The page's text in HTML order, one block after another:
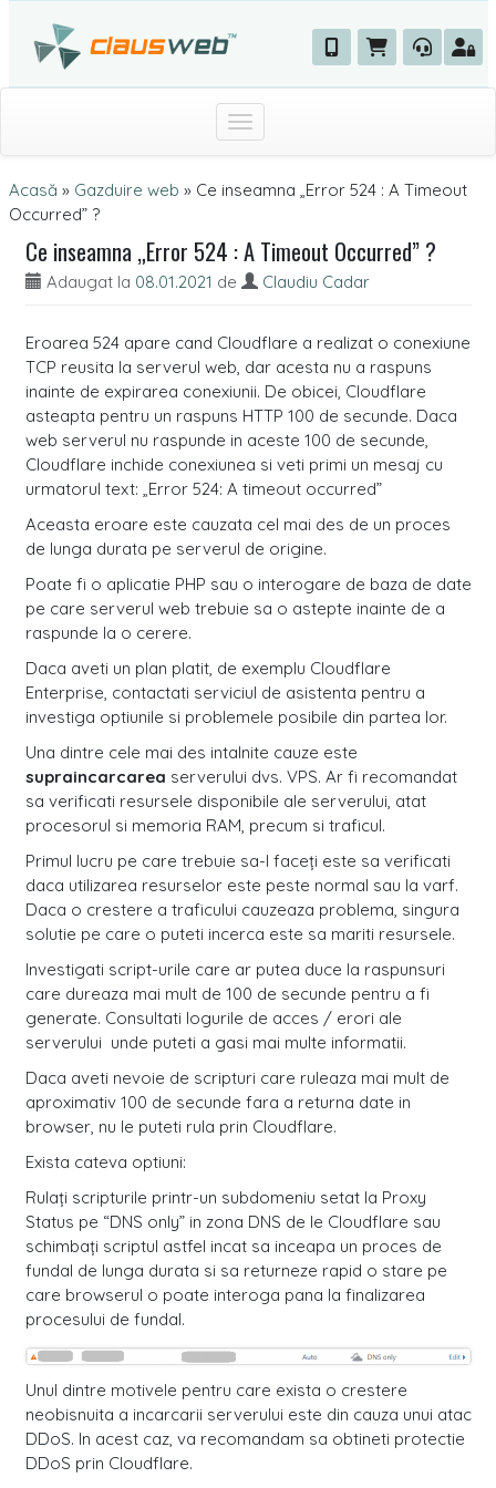
Toggle navigation
Acasă » Gazduire web » Ce inseamna „Error 524 : A Timeout
Occurred” ?
Ce inseamna „Error 524 : A Timeout Occurred” ?
Adaugat la 08.01.2021 de Claudiu Cadar
Eroarea 524 apare cand Cloudflare a realizat o conexiune
TCP reusita la serverul web, dar acesta nu a raspuns
inainte de expirarea conexiunii. De obicei, Cloudflare
asteapta pentru un raspuns HTTP 100 de secunde. Daca
web serverul nu raspunde in aceste 100 de secunde,
Cloudflare inchide conexiunea si veti primi un mesaj cu
urmatorul text: „Error 524: A timeout occurred”
Aceasta eroare este cauzata cel mai des de un proces
de lunga durata pe serverul de origine.
Poate fi o aplicatie PHP sau o interogare de baza de date
pe care serverul web trebuie sa o astepte inainte de a
raspunde la o cerere.
Daca aveti un plan platit, de exemplu Cloudflare
Enterprise, contactati serviciul de asistenta pentru a
investiga optiunile si problemele posibile din partea lor.
Una dintre cele mai des intalnite cauze este
supraincarcarea serverului dvs. VPS. Ar fi recomandat
sa verificati resursele disponibile ale serverului, atat
procesorul si memoria RAM, precum si traficul.
Primul lucru pe care trebuie sa-l faceți este sa verificati
daca utilizarea resurselor este peste normal sau la varf.
Daca o crestere a traficului cauzeaza problema, singura
solutie pe care o puteti incerca este sa mariti resursele.
Investigati script-urile care ar putea duce la raspunsuri
care dureaza mai mult de 100 de secunde pentru a fi
generate. Consultati logurile de acces / erori ale
serverului unde puteti a gasi mai multe informatii.
Daca aveti nevoie de scripturi care ruleaza mai mult de
aproximativ 100 de secunde fara a returna date in
browser, nu le puteti rula prin Cloudflare.
Exista cateva optiuni:
Rulați scripturile printr-un subdomeniu setat la Proxy
Status pe “DNS only” in zona DNS de le Cloudflare sau
schimbați scriptul astfel incat sa inceapa un proces de
fundal de lunga durata si sa returneze rapid o stare pe
care browserul o poate interoga pana la finalizarea
procesului de fundal.
Unul dintre motivele pentru care exista o crestere
neobisnuita a incarcarii serverului este din cauza unui atac
DDoS. In acest caz, va recomandam sa obtineti protectie
DDoS prin Cloudflare.